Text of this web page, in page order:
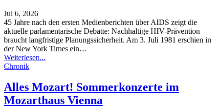
Jul 6, 2026
45 Jahre nach den ersten Medienberichten über AIDS zeigt die
aktuelle parlamentarische Debatte: Nachhaltige HIV-Prävention
braucht langfristige Planungssicherheit. Am 3. Juli 1981 erschien in
der New York Times ein…
Weiterlesen...
Chronik
Alles Mozart! Sommerkonzerte im
Mozarthaus Vienna